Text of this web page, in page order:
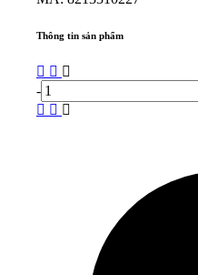
Thông tin sản phẩm
-